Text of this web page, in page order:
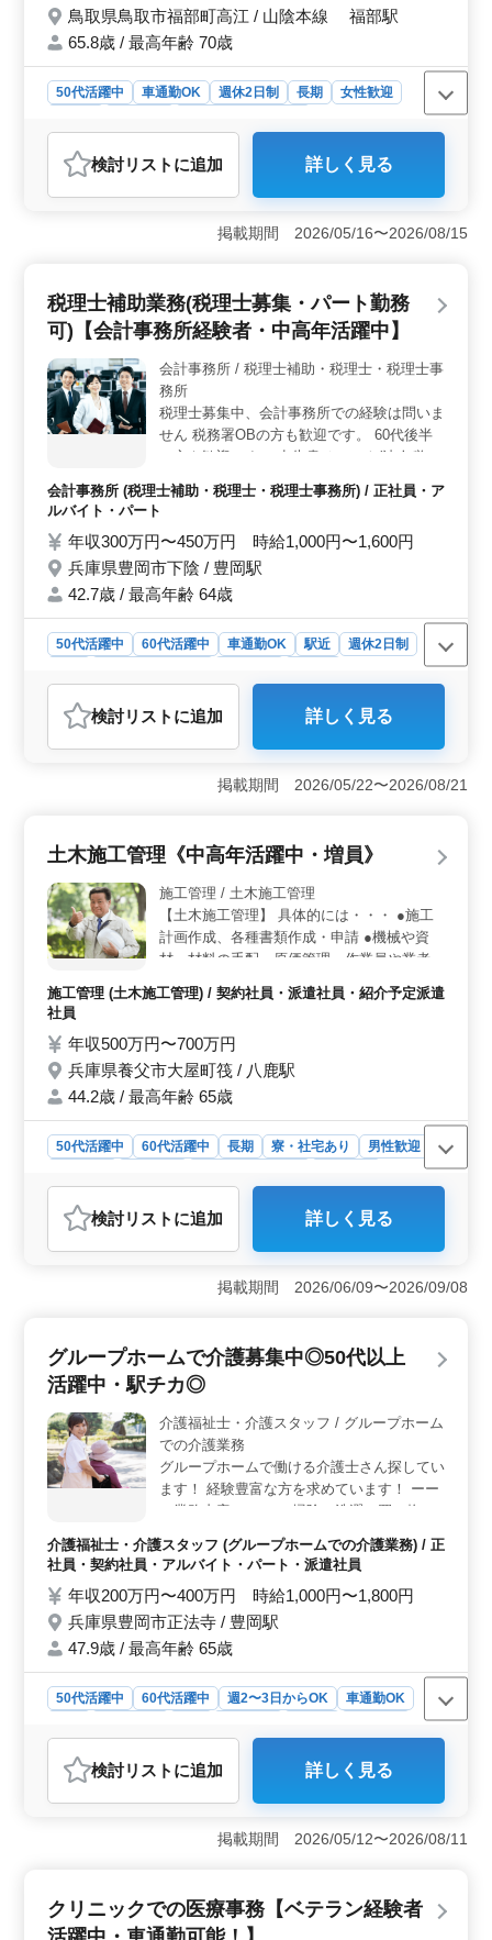
・資格手当支給 ・車通勤可能 ・週休2日制
◯女性の方も歓迎 ◯年齢よりも経験のある
方募集しております ◯お気軽にお問い合わ
せください♪
鳥取県鳥取市福部町高江 / 山陰本線 福部駅
65.8歳 / 最高年齢 70歳
50代活躍中 車通勤OK 週休2日制 長期
女性歓迎
おすすめポイント
＜働く環境＞ 鳥取県鳥取市福部町高江にある設計事務
所で、建築構造設計業務に携わります。福部駅からのア
躍しており、経験豊富な方々と共にプロジェクトに取り
ます。交通費や資格手当などの福利厚生も充実していま
す。また、週休2日制という働きやすい制度が整ってお
り、ワークライフバランスを保ちながら働くことができ
ます。 ＜求められる経験・資格＞ 1級建築士の資格
と普通自動車運転免許が必要です。建築設計業務経験6年
以上やCAD経験者が求められています。構造設計1級建築
士資格を持つ方は尚可です。経験豊富な方が求められる
ため、ベテランの方も歓迎されています。
検討リスト に追加 詳しく見る
掲載期間 2026/05/16〜2026/08/15
税理士補助業務(税理士募集・パート勤務
可)【会計事務所経験者・中高年活躍中】
会計事務所 / 税理士補助・税理士・税理士事
務所
税理士募集中、会計事務所での経験は問いま
せん 税務署OBの方も歓迎です。 60代後半
の方も歓迎です ・申告書チェック(法人税な
他税務コンサルティング 週3日からの勤務可
会計事務所 (税理士補助・税理士・税理士事務所) / 正社員・ア
ルバイト・パート
年収300万円〜450万円 時給1,000円〜1,600円
兵庫県豊岡市下陰 / 豊岡駅
42.7歳 / 最高年齢 64歳
50代活躍中 60代活躍中 車通勤OK 駅近
週休2日制
会計事務所
おすすめポイント
＜業務内容の魅力＞ 税務申告書のチェックや税務調査
立会に関する業務指導など、税理士補助業務をおまか
せ。業務を通じて、培ってきたスキル・知識を発揮でき
中高年も活躍中の職場です。 ＜資格を活かす＞ 税
理士資格が必要で、会計事務所での経験は問われませ
ん。開業税理士の方も歓迎です。
検討リスト に追加 詳しく見る
掲載期間 2026/05/22〜2026/08/21
土木施工管理《中高年活躍中・増員》
施工管理 / 土木施工管理
【土木施工管理】 具体的には・・・ ●施工
計画作成、各種書類作成・申請 ●機械や資
材・材料の手配、原価管理、作業員や業者の
の写真管理や出来形・品質管理、工程管理、
代、60代の方募集!
施工管理 (土木施工管理) / 契約社員・派遣社員・紹介予定派遣
社員
年収500万円〜700万円
兵庫県養父市大屋町筏 / 八鹿駅
44.2歳 / 最高年齢 65歳
50代活躍中 60代活躍中 長期 寮・社宅あり
男性歓迎
おすすめポイント
＜経験者の貢献と増員の意欲＞ 経験者の方々が活躍す
る中で、社員の増員を積極的に行っています。中高年の
す。 ＜安定した雇用と収入＞ 年収500万円〜700万
されています。 ＜スキル向上と長期的なキャリア構
築＞ 土木施工管理業務の経験を活かしながら、スキル
の向上やキャリアの構築を目指せる環境が整っていま
す。組織内での長期的なキャリア形成が期待されていま
す。
検討リスト に追加 詳しく見る
掲載期間 2026/06/09〜2026/09/08
グループホームで介護募集中◎50代以上
活躍中・駅チカ◎
介護福祉士・介護スタッフ / グループホーム
での介護業務
グループホームで働ける介護士さん探してい
ます！ 経験豊富な方を求めています！ ーー
ー業務内容ーーー ・掃除、洗濯、買い物同
の健康管理 ・レクリエーション ・ケアプラ
ンの作成 など ーーー備考ーーー ・社会保険
完備 ・交通費支給 ・長期勤務可能 ・駅チカ
・車通勤可能 勤務日数・時間ご相談くださ
い！ 皆様のご応募お待ちしております！
介護福祉士・介護スタッフ (グループホームでの介護業務) / 正
社員・契約社員・アルバイト・パート・派遣社員
年収200万円〜400万円 時給1,000円〜1,800円
兵庫県豊岡市正法寺 / 豊岡駅
47.9歳 / 最高年齢 65歳
50代活躍中 60代活躍中 週2〜3日からOK
車通勤OK
アルバイト・パート
おすすめポイント
＜グループホームでの介護募集＞ 兵庫県豊岡市のグル
ープホームでは50代以上の方も活躍できる介護の仕事を
募集しています。駅近で通勤も便利な立地にあり、経験
業務内容＞ 日常生活のサポートから始まり、食事や入
浴、排泄などの介助、入居者の健康管理、レクリエーシ
検討リスト に追加 詳しく見る
掲載期間 2026/05/12〜2026/08/11
クリニックでの医療事務【ベテラン経験者